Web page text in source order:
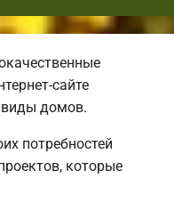
сайте
виды домов.
потребностей
которые